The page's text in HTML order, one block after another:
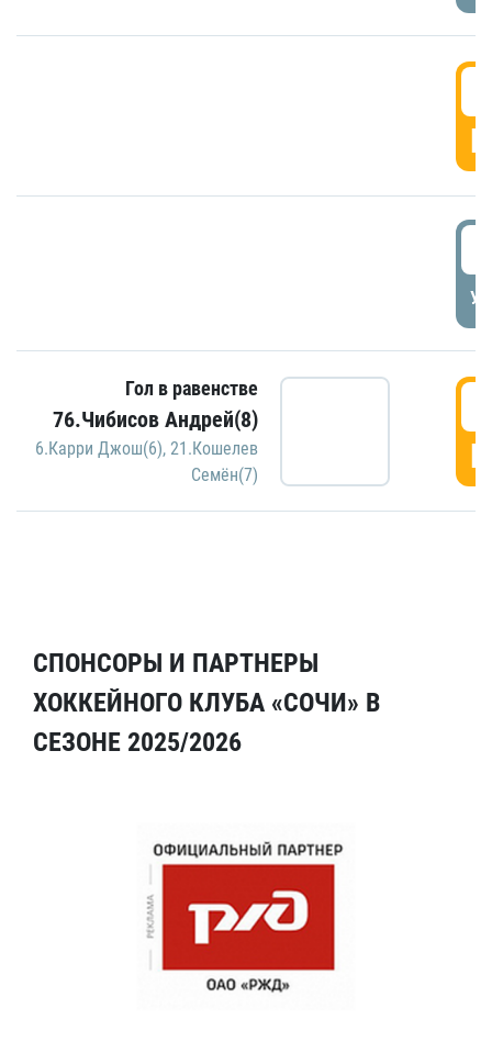
Гол в равенстве
76.Чибисов Андрей(8)
6.Карри Джош(6), 21.Кошелев
Семён(7)
СПОНСОРЫ И ПАРТНЕРЫ
ХОККЕЙНОГО КЛУБА «СОЧИ» В
СЕЗОНЕ 2025/2026